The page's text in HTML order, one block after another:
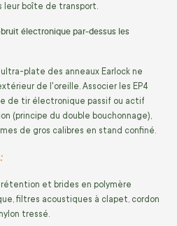
leur boîte de transport.
électronique par-dessus les
plate des anneaux Earlock ne
de l'oreille. Associer les EP4
de tir électronique passif ou actif
(principe du double bouchonnage),
de gros calibres en stand confiné.
rétention et brides en polymère
filtres acoustiques à clapet, cordon
tressé.